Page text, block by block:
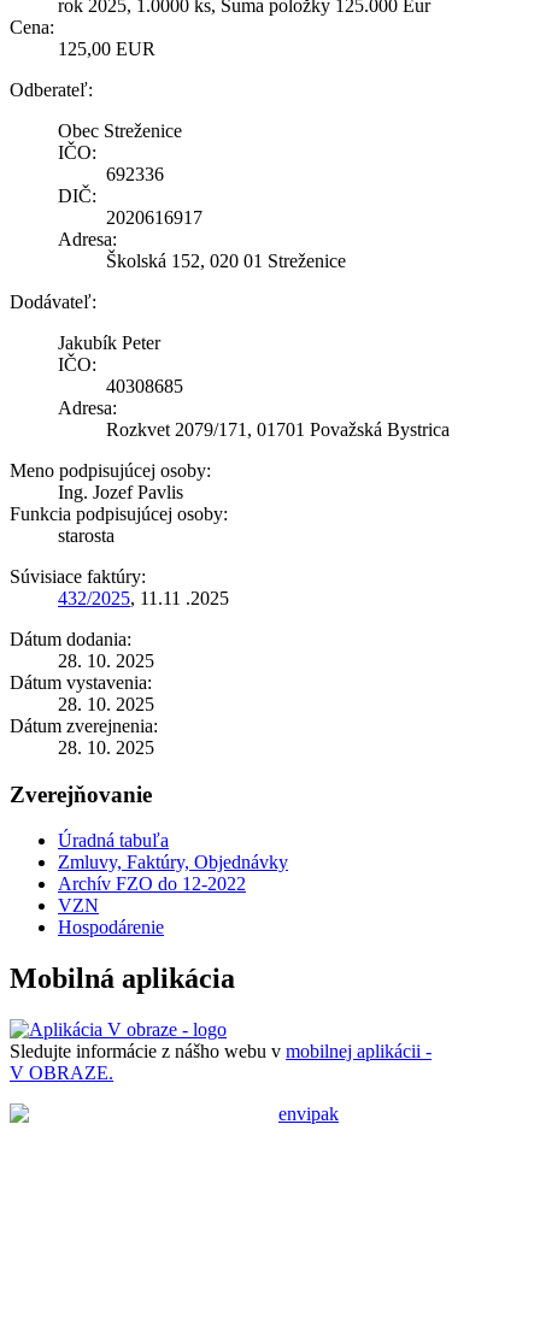
rok 2025, 1.0000 ks, Suma položky 125.000 Eur
Cena:
125,00 EUR
Odberateľ:
Obec Streženice
IČO:
692336
DIČ:
2020616917
Adresa:
Školská 152, 020 01 Streženice
Dodávateľ:
Jakubík Peter
IČO:
40308685
Adresa:
Rozkvet 2079/171, 01701 Považská Bystrica
Meno podpisujúcej osoby:
Ing. Jozef Pavlis
Funkcia podpisujúcej osoby:
starosta
Súvisiace faktúry:
432/2025, 11.11 .2025
Dátum dodania:
28. 10. 2025
Dátum vystavenia:
28. 10. 2025
Dátum zverejnenia:
28. 10. 2025
Zverejňovanie
Úradná tabuľa
Zmluvy, Faktúry, Objednávky
Archív FZO do 12-2022
VZN
Hospodárenie
Mobilná aplikácia
Sledujte informácie z nášho webu v mobilnej aplikácii -
V OBRAZE.